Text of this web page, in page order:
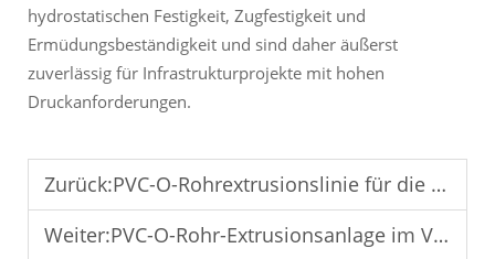
hydrostatischen Festigkeit, Zugfestigkeit und
Ermüdungsbeständigkeit und sind daher äußerst
zuverlässig für Infrastrukturprojekte mit hohen
Druckanforderungen.
Zurück:PVC-O-Rohrextrusionslinie für die sichere Trinkwasserverteilung
Weiter:PVC-O-Rohr-Extrusionsanlage im Vergleich zu herkömmlichen Rohrmaschinen: Wichtige Vorteile